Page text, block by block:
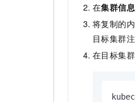
在集群信息
将复制的
目标集群
在目标集